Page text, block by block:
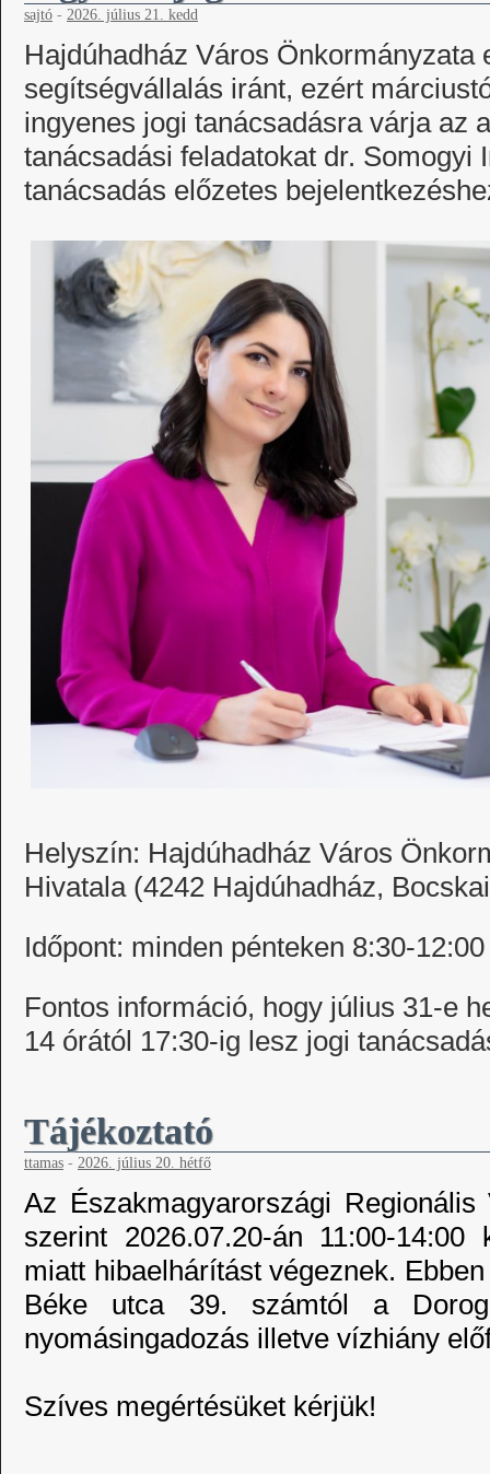
sajtó - 2026. július 21. kedd
Hajdúhadház Város Önkormányzata
segítségvállalás iránt, ezért
ingyenes jogi tanácsadásra várja az
tanácsadási feladatokat dr. Somogyi
tanácsadás előzetes
Helyszín: Hajdúhadház Város
Hivatala (4242 Hajdúhadház,
Időpont: minden pénteken 8:30-
Fontos információ, hogy július 31-e
14 órától 17:30-ig lesz jogi
Tájékoztató
ttamas - 2026. július 20. hétfő
Az Északmagyarországi
szerint 2026.07.20-án 11:00-14:00
miatt hibaelhárítást végeznek.
Béke utca 39. számtól a
nyomásingadozás illetve vízhiány
Szíves megértésüket kérjük!